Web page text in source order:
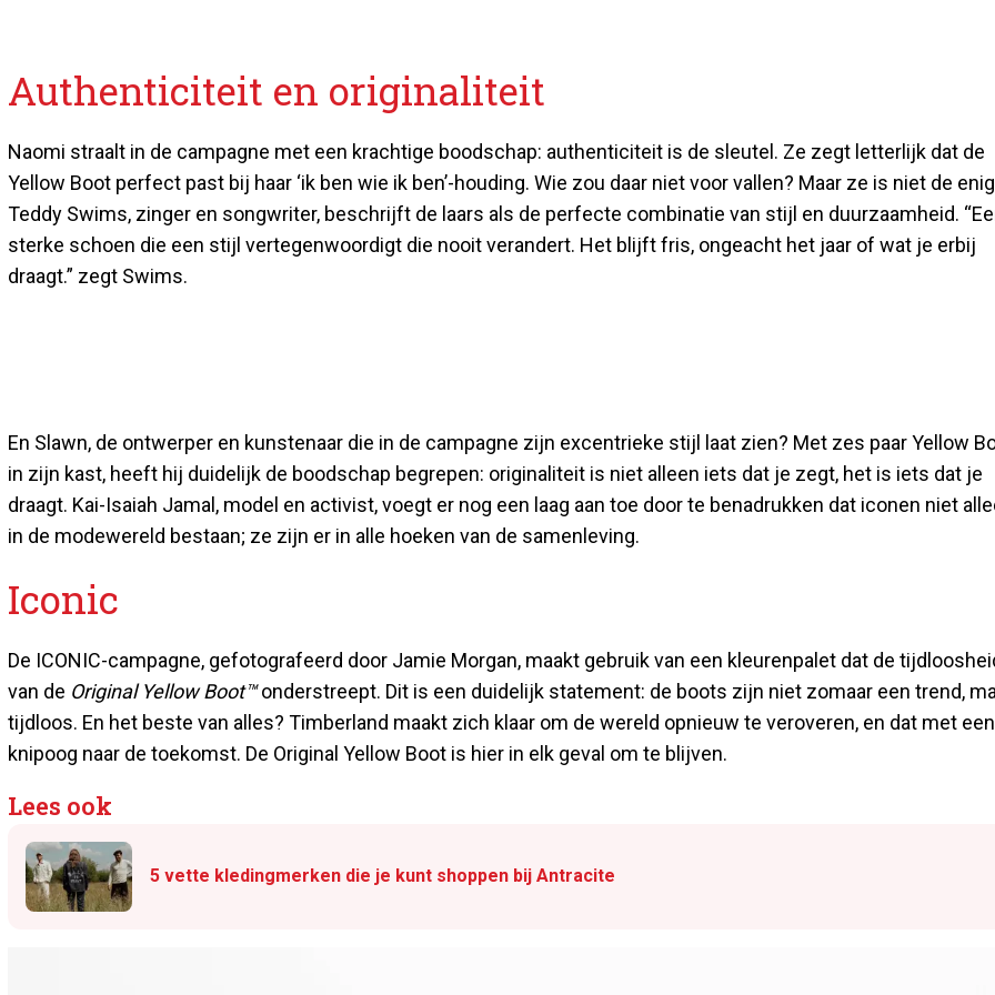
Authenticiteit en originaliteit
Naomi straalt in de campagne met een krachtige boodschap: authenticiteit is de sleutel. Ze zegt letterlijk dat de
Yellow Boot perfect past bij haar ‘ik ben wie ik ben’-houding. Wie zou daar niet voor vallen? Maar ze is niet de
Teddy Swims, zinger en songwriter, beschrijft de laars als de perfecte combinatie van stijl en duurzaamheid.
sterke schoen die een stijl vertegenwoordigt die nooit verandert. Het blijft fris, ongeacht het jaar of wat je erbij
draagt.” zegt Swims.
En Slawn, de ontwerper en kunstenaar die in de campagne zijn excentrieke stijl laat zien? Met zes paar Yellow
in zijn kast, heeft hij duidelijk de boodschap begrepen: originaliteit is niet alleen iets dat je zegt, het is iets dat je
draagt. Kai-Isaiah Jamal, model en activist, voegt er nog een laag aan toe door te benadrukken dat iconen niet
in de modewereld bestaan; ze zijn er in alle hoeken van de samenleving.
Iconic
De ICONIC-campagne, gefotografeerd door Jamie Morgan, maakt gebruik van een kleurenpalet dat de
van de Original Yellow Boot™onderstreept. Dit is een duidelijk statement: de boots zijn niet zomaar een trend,
tijdloos. En het beste van alles? Timberland maakt zich klaar om de wereld opnieuw te veroveren, en dat met een
knipoog naar de toekomst. De Original Yellow Boot is hier in elk geval om te blijven.
Lees ook
5 vette kledingmerken die je kunt shoppen bij Antracite